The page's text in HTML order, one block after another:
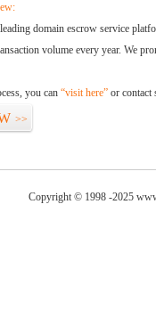
domain escrow service
volume every year. We
you can “visit here” or contact
>>
Copyright © 1998 -2025